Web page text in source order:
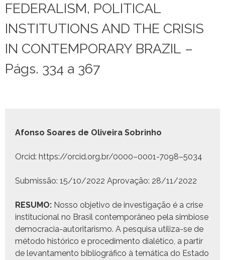
FEDERALISM, POLITICAL
INSTITUTIONS AND THE CRISIS
IN CONTEMPORARY BRAZIL –
Págs. 334 a 367
Afon­so Soares de Oliveira Sobrinho
Orcid: https://orcid.org.br/0000–0001-7098–5034
Sub­mis­são: 15/10/2022 Aprovação: 28/11/2022
RESUMO: Nos­so obje­ti­vo de inves­ti­gação é a crise
insti­tu­cional no Brasil con­tem­porâ­neo pela sim­biose
democ­ra­cia-autori­taris­mo. A pesquisa uti­liza-se de
méto­do históri­co e pro­ced­i­men­to dialéti­co, a par­tir
de lev­an­ta­men­to bib­li­ográ­fi­co à temáti­ca do Esta­do